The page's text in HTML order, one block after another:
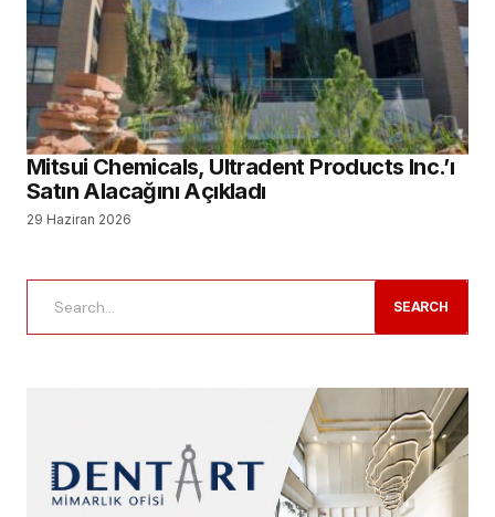
Mitsui Chemicals, Ultradent Products Inc.’ı
Satın Alacağını Açıkladı
29 Haziran 2026
SEARCH